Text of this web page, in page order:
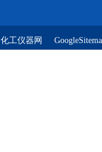
化工仪器网